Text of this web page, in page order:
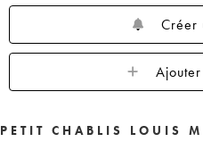
Créer
PETIT CHABLIS LOUIS